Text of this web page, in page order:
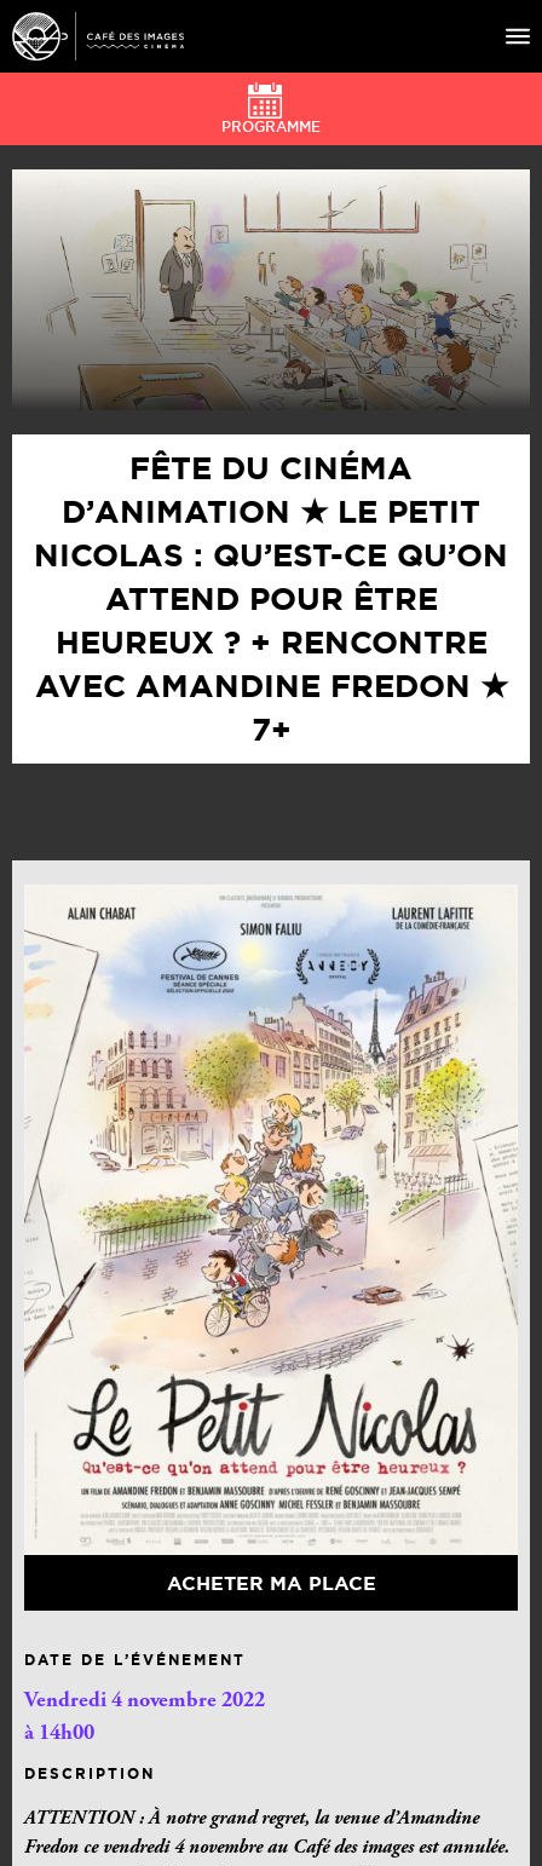
À L’AFFICHE
ÉVÉNEMENTS
CAFÉ DU CINÉ
PRATIQUE
ÉDUCATION AUX IMAGES
PROGRAMME
FÊTE DU CINÉMA
D’ANIMATION ★ LE PETIT
NICOLAS : QU’EST-CE QU’ON
ATTEND POUR ÊTRE
HEUREUX ? + RENCONTRE
AVEC AMANDINE FREDON ★
7+
ACHETER MA PLACE
DATE DE L’ÉVÉNEMENT
Vendredi 4 novembre 2022
à 14h00
DESCRIPTION
ATTENTION : À notre grand regret, la venue d’Amandine
Fredon ce vendredi 4 novembre au Café des images est annulée.